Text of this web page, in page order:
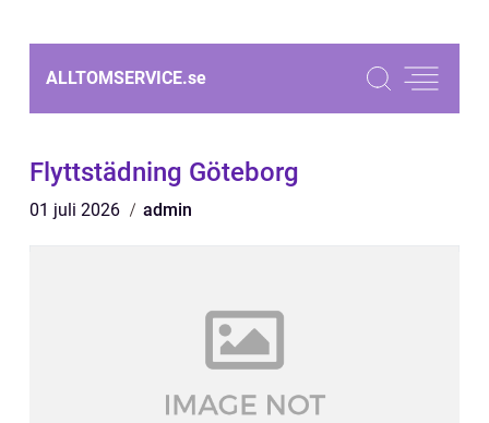
ALLTOMSERVICE.se
Flyttstädning Göteborg
01 juli 2026 admin